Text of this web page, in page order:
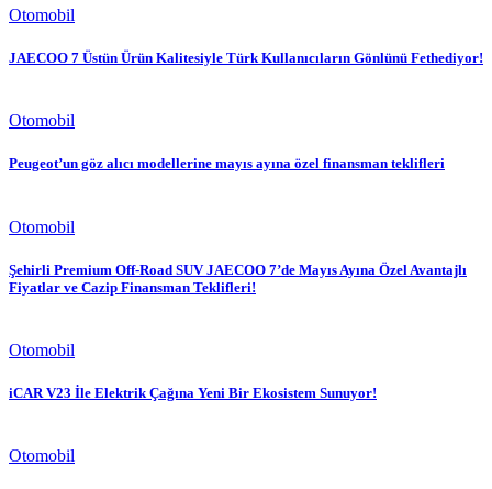
Otomobil
JAECOO 7 Üstün Ürün Kalitesiyle Türk Kullanıcıların Gönlünü Fethediyor!
Otomobil
Peugeot’un göz alıcı modellerine mayıs ayına özel finansman teklifleri
Otomobil
Şehirli Premium Off-Road SUV JAECOO 7’de Mayıs Ayına Özel Avantajlı
Fiyatlar ve Cazip Finansman Teklifleri!
Otomobil
iCAR V23 İle Elektrik Çağına Yeni Bir Ekosistem Sunuyor!
Otomobil